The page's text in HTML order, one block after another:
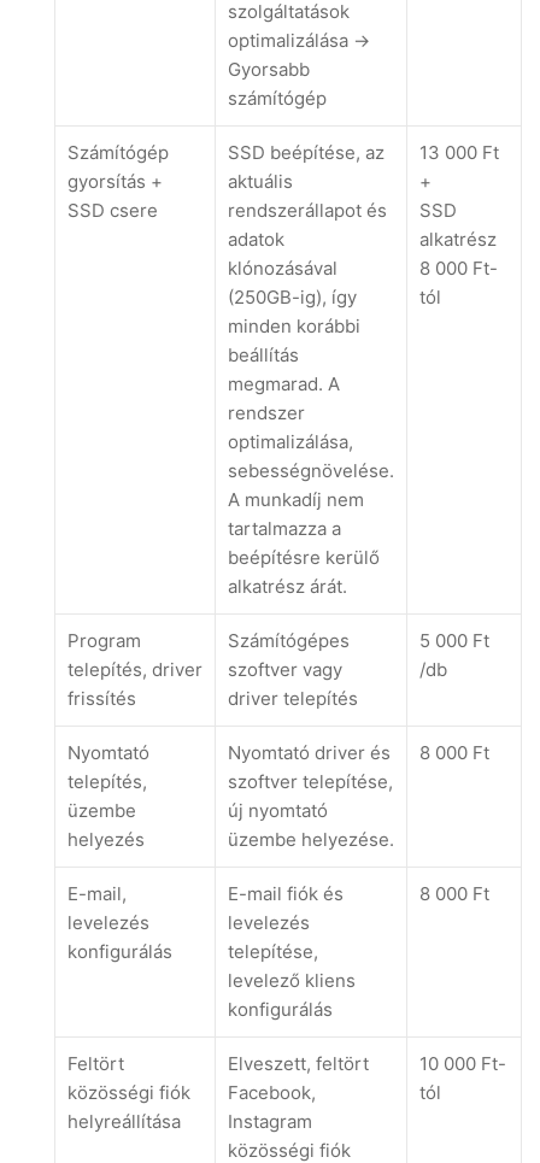
szolgáltatások
optimalizálása ->
Gyorsabb
számítógép
Számítógép
gyorsítás +
SSD csere
SSD beépítése, az
aktuális
rendszerállapot és
adatok
klónozásával
(250GB-ig), így
minden korábbi
beállítás
megmarad. A
rendszer
optimalizálása,
sebességnövelése.
A munkadíj nem
tartalmazza a
beépítésre kerülő
alkatrész árát.
13 000 Ft
+
SSD
alkatrész
8 000 Ft-
tól
Program
telepítés, driver
frissítés
Számítógépes
szoftver vagy
driver telepítés
5 000 Ft
/db
Nyomtató
telepítés,
üzembe
helyezés
Nyomtató driver és
szoftver telepítése,
új nyomtató
üzembe helyezése.
8 000 Ft
E-mail,
levelezés
konfigurálás
E-mail fiók és
levelezés
telepítése,
levelező kliens
konfigurálás
8 000 Ft
Feltört
közösségi fiók
helyreállítása
Elveszett, feltört
Facebook,
Instagram
közösségi fiók
10 000 Ft-
tól